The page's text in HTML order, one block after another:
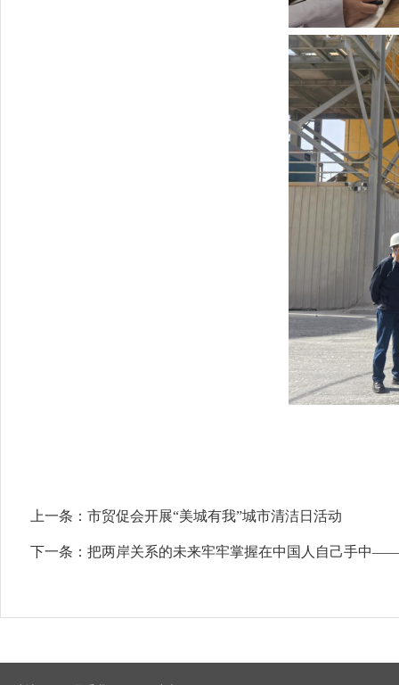
上一条： 市贸促会开展“美城有我”城市清洁日活动
下一条： 把两岸关系的未来牢牢掌握在中国人自己手中